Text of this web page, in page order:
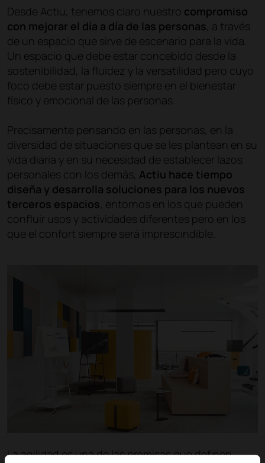
Desde Actiu, tenemos claro nuestro compromiso
con mejorar el día a día de las personas, a través
de un espacio que sirve de escenario para la vida.
Un espacio que debe estar concebido desde la
sostenibilidad, la fluidez y la versatilidad pero cuyo
foco debe estar puesto siempre en el bienestar
físico y emocional de las personas.
Precisamente pensando en las personas, en la
diversidad de situaciones que se les plantean en su
vida diaria y en su necesidad de establecer lazos
personales con los demás, Actiu hace tiempo
diseña y desarrolla soluciones para los nuevos
terceros espacios, entornos en los que pueden
confluir usos y actividades diferentes pero en los
que el confort siempre será imprescindible.
La agilidad es una de las premisas que definen